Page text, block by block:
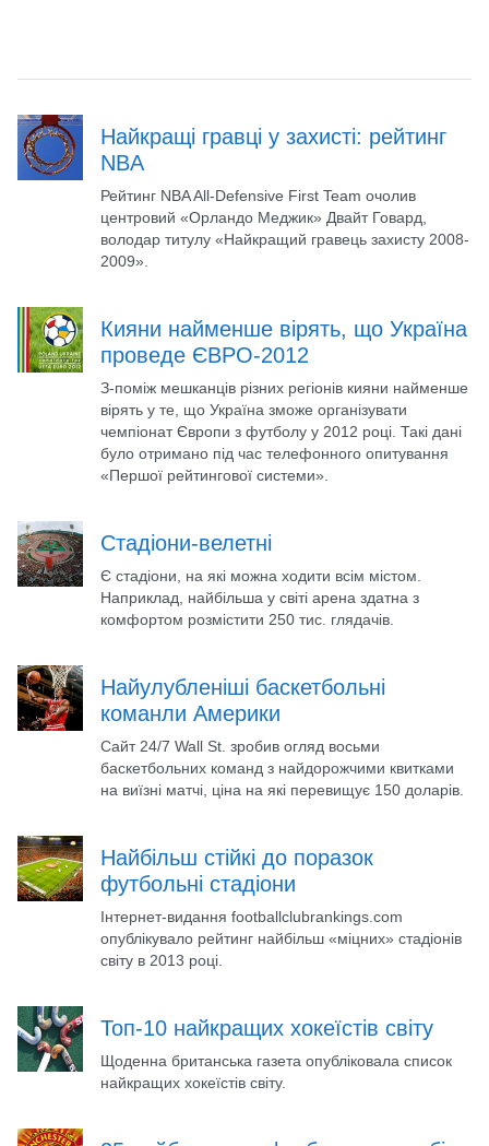
Найкращі гравці у захисті: рейтинг
NBA
Рейтинг NBA All-Defensive First Team очолив
центровий «Орландо Меджик» Двайт Говард,
володар титулу «Найкращий гравець захисту 2008-
2009».
Кияни найменше вірять, що Україна
проведе ЄВРО-2012
З-поміж мешканців різних регіонів кияни найменше
вірять у те, що Україна зможе організувати
чемпіонат Європи з футболу у 2012 році. Такі дані
було отримано під час телефонного опитування
«Першої рейтингової системи».
Стадіони-велетні
Є стадіони, на які можна ходити всім містом.
Наприклад, найбільша у світі арена здатна з
комфортом розмістити 250 тис. глядачів.
Найулубленіші баскетбольні
команли Америки
Сайт 24/7 Wall St. зробив огляд восьми
баскетбольних команд з найдорожчими квитками
на виїзні матчі, ціна на які перевищує 150 доларів.
Найбільш стійкі до поразок
футбольні стадіони
Інтернет-видання footballclubrankings.com
опублікувало рейтинг найбільш «міцних» стадіонів
світу в 2013 році.
Топ-10 найкращих хокеїстів світу
Щоденна британська газета опубліковала список
найкращих хокеїстів світу.